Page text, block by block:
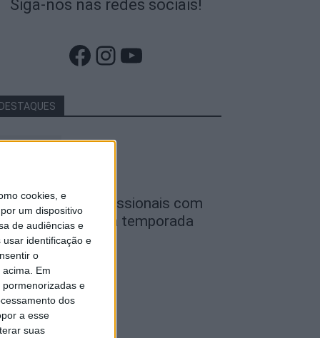
cookies, e
um dispositivo
de audiências e
identificação e
o
Em
e
dos
a esse
suas
Siga-nos nas redes sociais!
Facebook
Instagram
YouTube
Ligas profissionais com
regras para a temporada
27
Agosto, 2026